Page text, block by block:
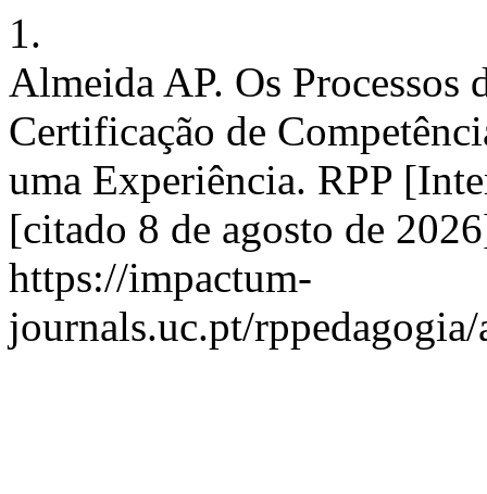
1.
Almeida AP. Os Processos
Certificação de
uma Experiência. RPP
[citado 8 de agosto de
https://impactum-
journals.uc.pt/